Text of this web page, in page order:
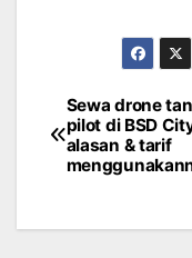
Post
Sewa drone
pilot di BSD
alasan & tarif